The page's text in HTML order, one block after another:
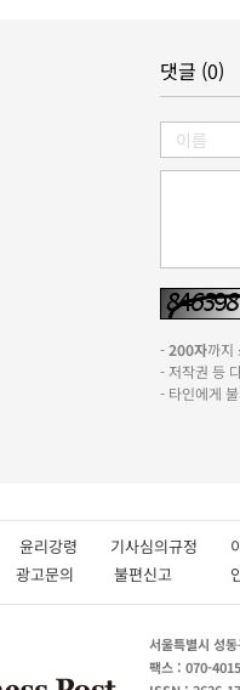
댓글 (0)
-200자까
- 저작권 등
- 타인에게
윤리강령 기사심의규정
광고문의 불편신고
서울특별시 성
팩스 : 070-